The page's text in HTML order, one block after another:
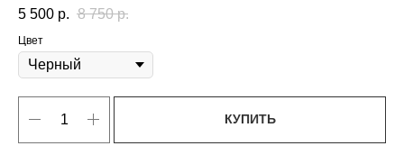
5 500 р. 8 750 р.
Цвет
КУПИТЬ